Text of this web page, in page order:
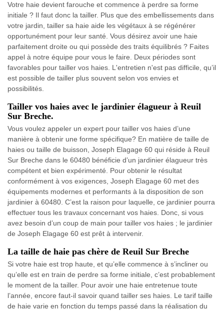
Votre haie devient farouche et commence à perdre sa forme
initiale ? Il faut donc la tailler. Plus que des embellissements dans
votre jardin, tailler sa haie aide les végétaux à se régénérer
opportunément pour leur santé. Vous désirez avoir une haie
parfaitement droite ou qui possède des traits équilibrés ? Faites
appel à notre équipe pour vous le faire. Deux périodes sont
favorables pour tailler vos haies. L'entretien n'est pas difficile, qu’il
est possible de tailler plus souvent selon vos envies et
possibilités.
Tailler vos haies avec le jardinier élagueur à Reuil
Sur Breche.
Vous voulez appeler un expert pour tailler vos haies d’une
manière à obtenir une forme spécifique? En matière de taille de
haies ou taille de buisson, Joseph Elagage 60 qui réside à Reuil
Sur Breche dans le 60480 bénéficie d’un jardinier élagueur très
compétent et bien expérimenté. Pour obtenir le résultat
conformément à vos exigences, Joseph Elagage 60 met des
équipements modernes et performants à la disposition de son
jardinier à 60480. C’est la raison pour laquelle, ce jardinier pourra
effectuer tous les travaux concernant vos haies. Donc, si vous
avez besoin d’un coup de main pour tailler vos haies ; le jardinier
de Joseph Elagage 60 est prêt à intervenir.
La taille de haie pas chère de Reuil Sur Breche
Si votre haie est trop haute, et qu’elle commence à s’incliner ou
qu’elle est en train de perdre sa forme initiale, c’est probablement
le moment de la tailler. Pour avoir une haie entretenue toute
l’année, encore faut-il savoir quand tailler ses haies. Le tarif taille
de haie varie en fonction du temps passé dans la réalisation du